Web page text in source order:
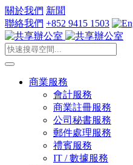
關於我們 新聞
聯絡我們 +852 9415 1503
商業服務
會計服務
商業註冊服務
公司秘書服務
郵件處理服務
禮賓服務
IT / 數據服務